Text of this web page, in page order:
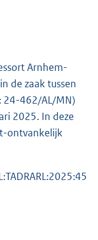
Arnhem-
de zaak tussen
24-462/AL/MN)
2025. In deze
ontvankelijk